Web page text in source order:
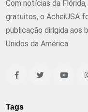
Com notícias da
gratuitos, o AcheiUSA
publicação dirigida aos
Unidos da América
Tags